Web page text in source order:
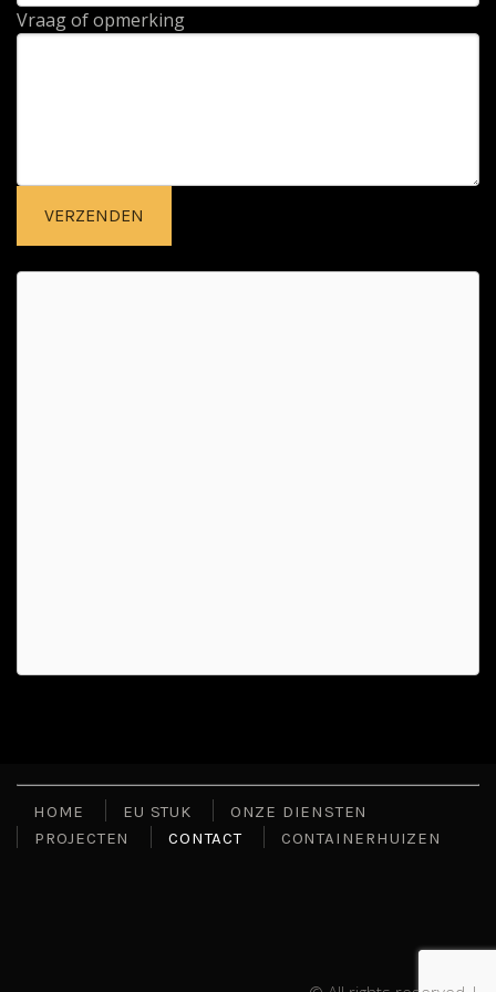
Vraag of opmerking
VERZENDEN
HOME EU STUK
ONZE DIENSTEN
PROJECTEN
CONTACT CONTAINERHUIZEN